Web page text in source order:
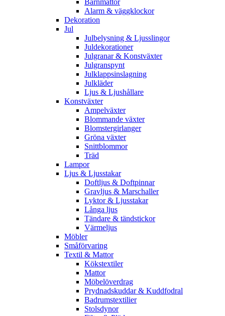
Barnmattor
Alarm & väggklockor
Dekoration
Jul
Julbelysning & Ljusslingor
Juldekorationer
Julgranar & Konstväxter
Julgranspynt
Julklappsinslagning
Julkläder
Ljus & Ljushållare
Konstväxter
Ampelväxter
Blommande växter
Blomstergirlanger
Gröna växter
Snittblommor
Träd
Lampor
Ljus & Ljusstakar
Doftljus & Doftpinnar
Gravljus & Marschaller
Lyktor & Ljusstakar
Långa ljus
Tändare & tändstickor
Värmeljus
Möbler
Småförvaring
Textil & Mattor
Kökstextiler
Mattor
Möbelöverdrag
Prydnadskuddar & Kuddfodral
Badrumstextilier
Stolsdynor